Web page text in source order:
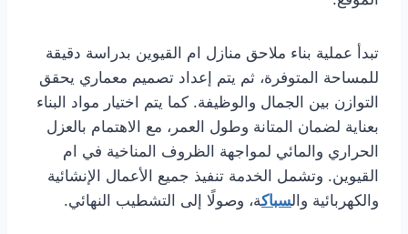
تبدأ عملية بناء ملاحق منازل ام القيوين بدراسة دقيقة
للمساحة المتوفرة، ثم يتم إعداد تصميم معماري يحقق
التوازن بين الجمال والوظيفة. كما يتم اختيار مواد البناء
بعناية لضمان المتانة وطول العمر، مع الاهتمام بالعزل
الحراري والمائي لمواجهة الظروف المناخية في ام
القيوين. وتشمل الخدمة تنفيذ جميع الأعمال الإنشائية
والكهربائية والسباكة، وصولًا إلى التشطيب النهائي.